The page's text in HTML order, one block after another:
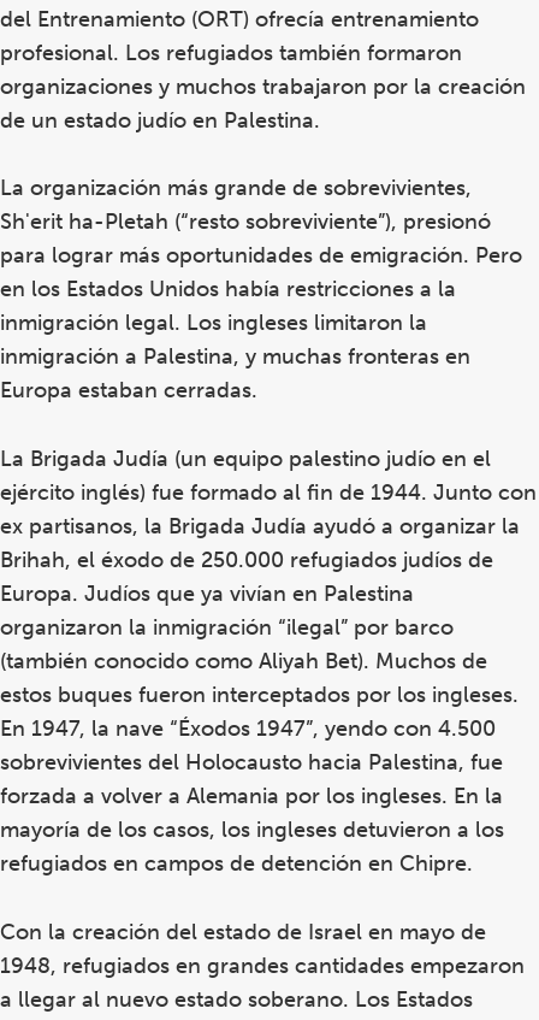
del Entrenamiento (ORT) ofrecía entrenamiento
profesional. Los refugiados también formaron
organizaciones y muchos trabajaron por la creación
de un estado judío en Palestina.
La organización más grande de sobrevivientes,
Sh'erit ha-Pletah (“resto sobreviviente”), presionó
para lograr más oportunidades de emigración. Pero
en los Estados Unidos había restricciones a la
inmigración legal. Los ingleses limitaron la
inmigración a Palestina, y muchas fronteras en
Europa estaban cerradas.
La Brigada Judía (un equipo palestino judío en el
ejército inglés) fue formado al fin de 1944. Junto con
ex partisanos, la Brigada Judía ayudó a organizar la
Brihah, el éxodo de 250.000 refugiados judíos de
Europa. Judíos que ya vivían en Palestina
organizaron la inmigración “ilegal” por barco
(también conocido como Aliyah Bet). Muchos de
estos buques fueron interceptados por los ingleses.
En 1947, la nave “Éxodos 1947”, yendo con 4.500
sobrevivientes del Holocausto hacia Palestina, fue
forzada a volver a Alemania por los ingleses. En la
mayoría de los casos, los ingleses detuvieron a los
refugiados en campos de detención en Chipre.
Con la creación del estado de Israel en mayo de
1948, refugiados en grandes cantidades empezaron
a llegar al nuevo estado soberano. Los Estados